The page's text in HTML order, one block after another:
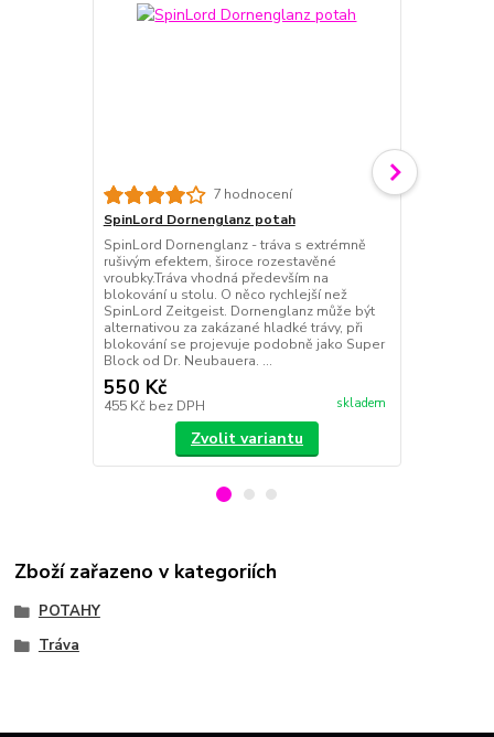
7 hodnocení
SpinLord Dornenglanz potah
SpinLord Dornenglanz - tráva s extrémně
rušivým efektem, široce rozestavěné
vroubky.Tráva vhodná především na
blokování u stolu. O něco rychlejší než
SpinLord Zeitgeist. Dornenglanz může být
alternativou za zakázané hladké trávy, při
blokování se projevuje podobně jako Super
Block od Dr. Neubauera. ...
550 Kč
455 Kč bez DPH skladem
Zvolit variantu
Der
Zboží zařazeno v kategoriích
POTAHY
Tráva